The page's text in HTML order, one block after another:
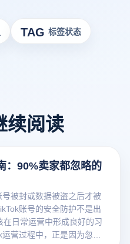
TAG 标签状态
续阅读
：90%卖家都忽略的
被封或数据被盗之后才被
账号的安全防护不是出
日常运营中形成良好的习
营过程中，正是因为忽略